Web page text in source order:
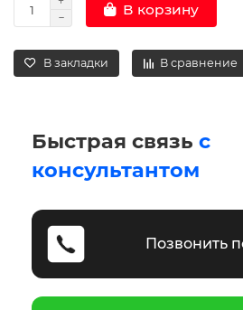
В корзину
В закладки В сравнение
Быстрая связь с
консультантом
Позвонить